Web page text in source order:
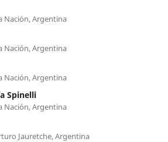
Nación, Argentina
Nación, Argentina
Nación, Argentina
Spinelli
Nación, Argentina
Jauretche, Argentina